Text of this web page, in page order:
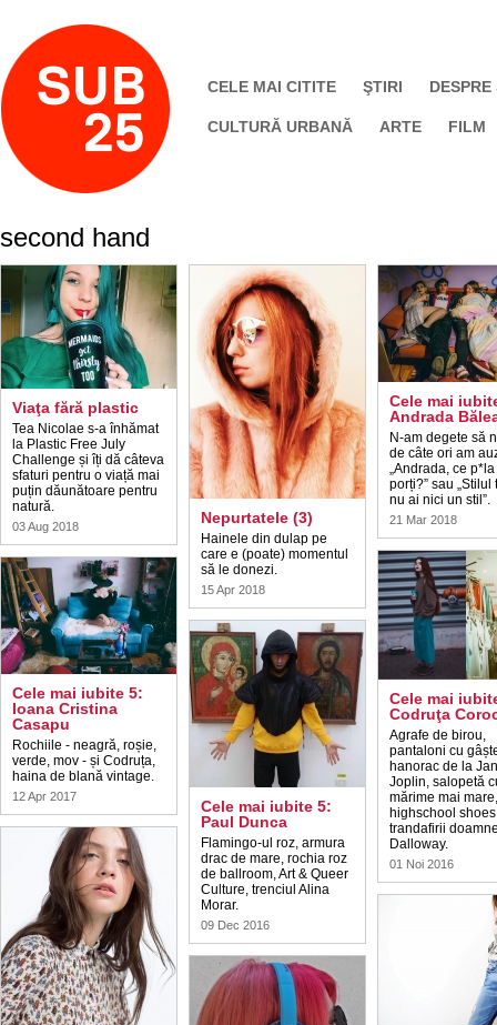
CELE MAI CITITE ŞTIRI DESPRE
CULTURĂ URBANĂ ARTE FILM
second hand
Viaţa fără plastic
Tea Nicolae s-a înhămat
la Plastic Free July
Challenge și îți dă câteva
sfaturi pentru o viață mai
puțin dăunătoare pentru
natură.
03 Aug 2018
Cele mai iubite 5:
Ioana Cristina
Casapu
Rochiile - neagră, roșie,
verde, mov - și Codruța,
haina de blană vintage.
12 Apr 2017
Nepurtatele (3)
Hainele din dulap pe
care e (poate) momentul
să le donezi.
15 Apr 2018
Cele mai iubite 5:
Paul Dunca
Flamingo-ul roz, armura
drac de mare, rochia roz
de ballroom, Art & Queer
Culture, trenciul Alina
Morar.
09 Dec 2016
Cele mai
Andrada
N-am degete să
de câte ori am
„Andrada, ce
porți?” sau „Stilul
nu ai nici un stil”.
21 Mar 2018
Cele mai
Codruţa
Agrafe de birou,
pantaloni cu
hanorac de la
Joplin, salopetă
mărime mai mare,
highschool
trandafirii
Dalloway.
01 Noi 2016